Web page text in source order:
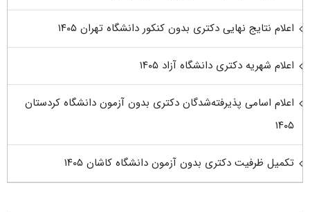
اعلام نتایج نهایی دکتری بدون کنکور دانشگاه تهران ۱۴۰۵
اعلام شهریه دکتری دانشگاه آزاد ۱۴۰۵
اعلام اسامی پذیرفته‌شدگان دکتری بدون آزمون دانشگاه کردستان
۱۴۰۵
تکمیل ظرفیت دکتری بدون آزمون دانشگاه کاشان ۱۴۰۵